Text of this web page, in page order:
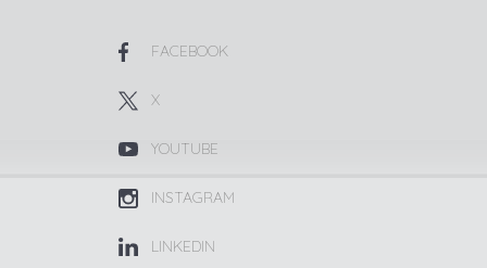
FACEBOOK
X
YOUTUBE
INSTAGRAM
LINKEDIN